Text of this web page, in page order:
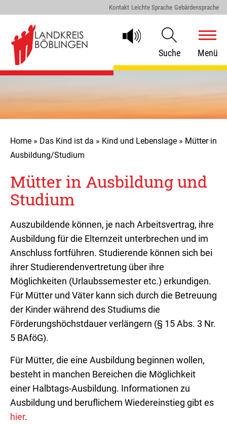
Kontakt Leichte Sprache Gebärdensprache
Suche Menü
Home » Das Kind ist da » Kind und Lebenslage » Mütter in
Ausbildung/Studium
Mütter in Ausbildung und
Studium
Auszubildende können, je nach Arbeitsvertrag, ihre
Ausbildung für die Elternzeit unterbrechen und im
Anschluss fortführen. Studierende können sich bei
ihrer Studierendenvertretung über ihre
Möglichkeiten (Urlaubssemester etc.) erkundigen.
Für Mütter und Väter kann sich durch die Betreuung
der Kinder während des Studiums die
Förderungshöchstdauer verlängern (§ 15 Abs. 3 Nr.
5 BAföG).
Für Mütter, die eine Ausbildung beginnen wollen,
besteht in manchen Bereichen die Möglichkeit
einer Halbtags-Ausbildung. Informationen zu
Ausbildung und beruflichem Wiedereinstieg gibt es
hier.